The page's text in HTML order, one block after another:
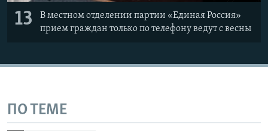
13
В местном отделении партии «Единая Россия»
прием граждан только по телефону ведут с весны
ПО ТЕМЕ